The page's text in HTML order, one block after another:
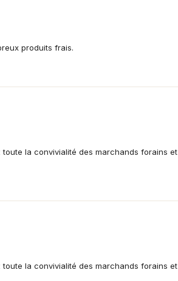
produits frais.
la convivialité des marchands forains et
la convivialité des marchands forains et